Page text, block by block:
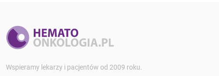
Wspieramy lekarzy i pacjentów od 2009 roku.